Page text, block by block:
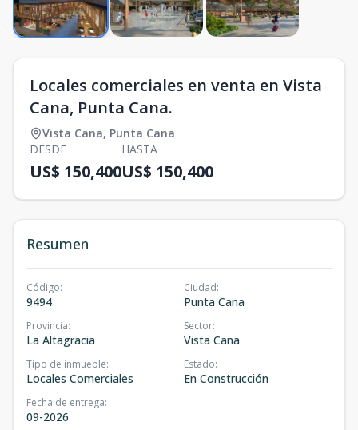
Locales comerciales en venta en Vista
Cana, Punta Cana.
Vista Cana, Punta Cana
DESDE
US$ 150,400
HASTA
US$ 150,400
Resumen
Código:
9494
Ciudad:
Punta Cana
Provincia:
La Altagracia
Sector:
Vista Cana
Tipo de inmueble:
Locales Comerciales
Estado:
En Construcción
Fecha de entrega:
09-2026